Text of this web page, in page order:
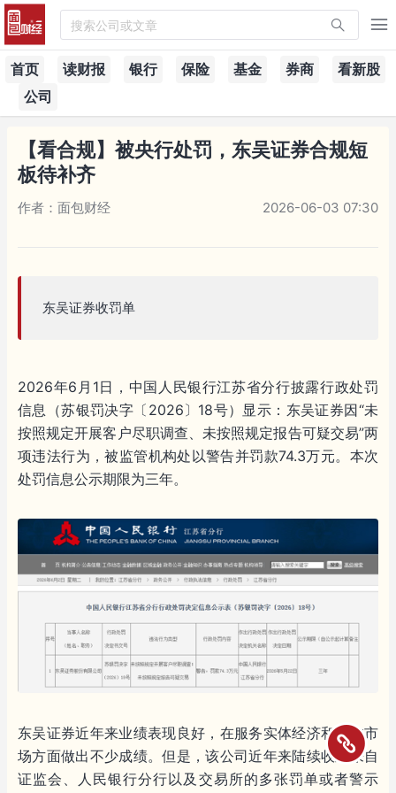
搜索公司或文章
首页 读财报 银行 保险 基金 券商
看新股
公司
【看合规】被央行处罚，东吴证券合规短
板待补齐
作者：面包财经 2026-06-03 07:30
东吴证券收罚单
2026年6月1日，中国人民银行江苏省分行披露行政处罚
信息（苏银罚决字〔2026〕18号）显示：东吴证券因“未
按照规定开展客户尽职调查、未按照规定报告可疑交易”两
项违法行为，被监管机构处以警告并罚款74.3万元。本次
处罚信息公示期限为三年。
东吴证券近年来业绩表现良好，在服务实体经济和资本市
场方面做出不少成绩。但是，该公司近年来陆续收到来自
证监会、人民银行分行以及交易所的多张罚单或者警示